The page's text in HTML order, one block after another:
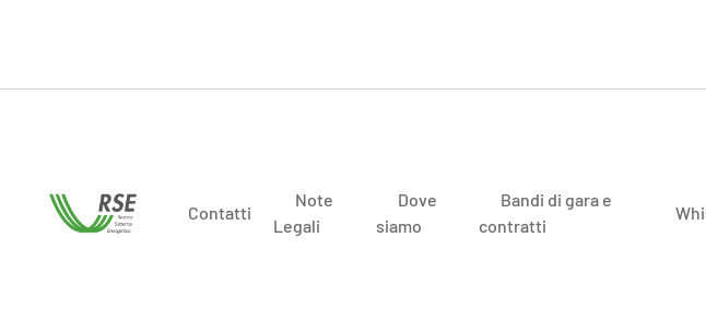
Contatti
Note
Legali
Dove
siamo
Bandi di gara e
contratti